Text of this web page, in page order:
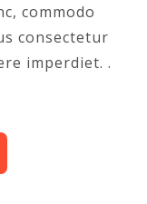
commodo
consectetur
imperdiet. .